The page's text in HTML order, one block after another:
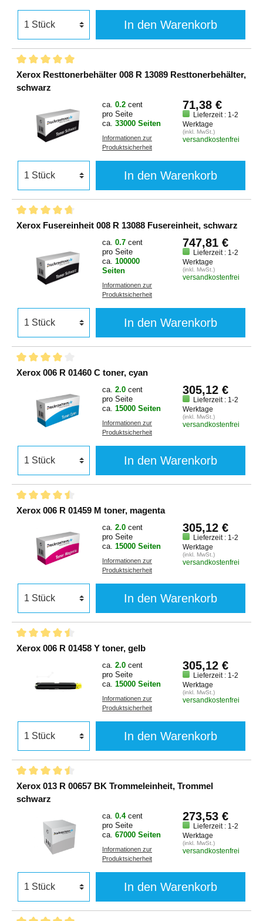
In den Warenkorb
Xerox Resttonerbehälter 008 R 13089 Resttonerbehälter,
schwarz
ca. 0.2 cent
pro Seite
ca. 33000 Seiten
Informationen zur
Produktsicherheit
71,38 €
Lieferzeit : 1-2
Werktage
(inkl. MwSt.)
versandkostenfrei
In den Warenkorb
Xerox Fusereinheit 008 R 13088 Fusereinheit, schwarz
ca. 0.7 cent
pro Seite
ca. 100000
Seiten
Informationen zur
Produktsicherheit
747,81 €
Lieferzeit : 1-2
Werktage
(inkl. MwSt.)
versandkostenfrei
In den Warenkorb
Xerox 006 R 01460 C toner, cyan
ca. 2.0 cent
pro Seite
ca. 15000 Seiten
Informationen zur
Produktsicherheit
305,12 €
Lieferzeit : 1-2
Werktage
(inkl. MwSt.)
versandkostenfrei
In den Warenkorb
Xerox 006 R 01459 M toner, magenta
ca. 2.0 cent
pro Seite
ca. 15000 Seiten
Informationen zur
Produktsicherheit
305,12 €
Lieferzeit : 1-2
Werktage
(inkl. MwSt.)
versandkostenfrei
In den Warenkorb
Xerox 006 R 01458 Y toner, gelb
ca. 2.0 cent
pro Seite
ca. 15000 Seiten
Informationen zur
Produktsicherheit
305,12 €
Lieferzeit : 1-2
Werktage
(inkl. MwSt.)
versandkostenfrei
In den Warenkorb
Xerox 013 R 00657 BK Trommeleinheit, Trommel
schwarz
ca. 0.4 cent
pro Seite
ca. 67000 Seiten
Informationen zur
Produktsicherheit
273,53 €
Lieferzeit : 1-2
Werktage
(inkl. MwSt.)
versandkostenfrei
In den Warenkorb